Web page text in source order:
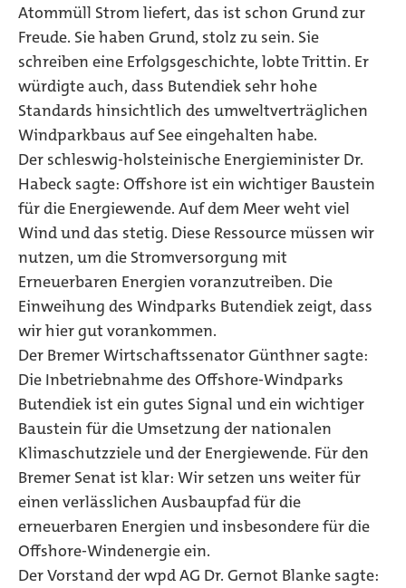
Atommüll Strom liefert, das ist schon Grund zur
Freude. Sie haben Grund, stolz zu sein. Sie
schreiben eine Erfolgsgeschichte, lobte Trittin. Er
würdigte auch, dass Butendiek sehr hohe
Standards hinsichtlich des umweltverträglichen
Windparkbaus auf See eingehalten habe.
Der schleswig-holsteinische Energieminister Dr.
Habeck sagte: Offshore ist ein wichtiger Baustein
für die Energiewende. Auf dem Meer weht viel
Wind und das stetig. Diese Ressource müssen wir
nutzen, um die Stromversorgung mit
Erneuerbaren Energien voranzutreiben. Die
Einweihung des Windparks Butendiek zeigt, dass
wir hier gut vorankommen.
Der Bremer Wirtschaftssenator Günthner sagte:
Die Inbetriebnahme des Offshore-Windparks
Butendiek ist ein gutes Signal und ein wichtiger
Baustein für die Umsetzung der nationalen
Klimaschutzziele und der Energiewende. Für den
Bremer Senat ist klar: Wir setzen uns weiter für
einen verlässlichen Ausbaupfad für die
erneuerbaren Energien und insbesondere für die
Offshore-Windenergie ein.
Der Vorstand der wpd AG Dr. Gernot Blanke sagte: